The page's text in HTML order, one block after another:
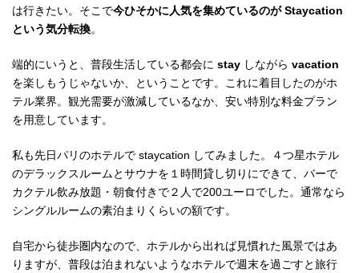
は行きたい。そこで今ひそかに人気を集めているのが Staycation
という気分転換。
端的にいうと、普段生活している都会に stay しながら vacation
を楽しもうじゃないか、ということです。これに着目したのがホ
テル業界。観光需要が激減しているなか、安い特別な料金プラン
を用意しています。
私も先日パリのホテルで staycation してみました。４つ星ホテル
のデラックスルームとサウナを１時間貸し切りにできて、バーで
カクテル飲み放題・朝食付きで２人で200ユーロでした。通常なら
シングルルームの素泊まりくらいの額です。
自宅から徒歩圏内なので、ホテルから出れば見慣れた風景ではあ
りますが、普段は泊まれないようなホテルで週末を過ごすと旅行